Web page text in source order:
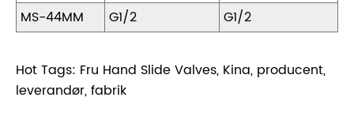
MS-44MM
G1/2 G1/2
Hot Tags: Fru Hand Slide Valves, Kina, producent,
leverandør, fabrik